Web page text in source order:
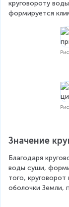
круговороту
формируется
Значение
Благодаря
воды суши,
того,
оболочки Земли,